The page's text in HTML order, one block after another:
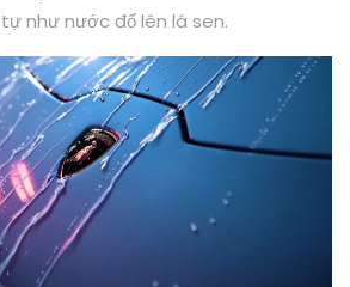
như nước đổ lên lá sen.